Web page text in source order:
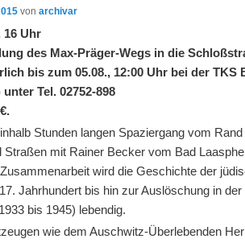
vonarchivar
16 Uhr
des Max-Präger-Wegs in die
bis zum 05.08., 12:00 Uhr bei der TKS
Tel. 02752-898
Stunden langen Spaziergang vom
Straßen mit Rainer Becker vom Bad
wird die Geschichte der
Jahrhundert bis hin zur Auslöschung in der
bis 1945) lebendig.
wie dem Auschwitz-Überlebenden